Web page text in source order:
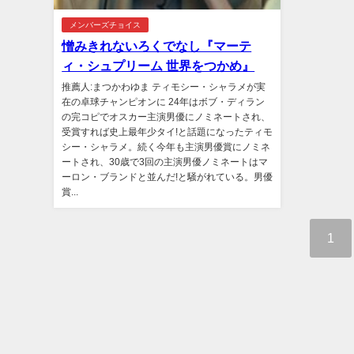
メンバーズチョイス
憎みきれないろくでなし『マーテ
ィ・シュプリーム 世界をつかめ』
推薦人:まつかわゆま ティモシー・シャラメが実
在の卓球チャンピオンに 24年はボブ・ディラン
の完コピでオスカー主演男優にノミネートされ、
受賞すれば史上最年少タイ!と話題になったティモ
シー・シャラメ。続く今年も主演男優賞にノミネ
ートされ、30歳で3回の主演男優ノミネートはマ
ーロン・ブランドと並んだ!と騒がれている。男優
賞...
1